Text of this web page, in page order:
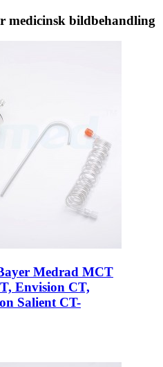
medicinsk bildbehandling
Medrad MCT
Envision CT,
Salient CT-